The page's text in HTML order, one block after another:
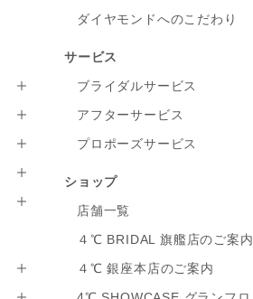
ダイヤモンドへのこだわり
サービス
ブライダルサービス
アフターサービス
プロポーズサービス
ショップ
店舗一覧
４℃ BRIDAL 旗艦店のご案内
４℃ 銀座本店のご案内